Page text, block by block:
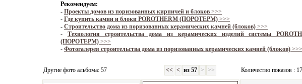
Рекомендуем:
- Проекты домов из поризованных кирпичей и блоков >>>
- Где купить камни и блоки POROTHERM (ПОРОТЕРМ) >>>
- Строительство дома из поризованных керамических камней (блоков) >>>
- Технология строительства дома из керамических изделий системы
(ПОРОТЕРМ) >>>
- Фотогалерея строительства дома из поризованных керамических камней (блоков) >>>
Другие фото альбома: 57 << < из 57 > >> Количество показов :